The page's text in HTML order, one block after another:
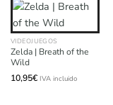
VIDEOJUEGOS
Zelda | Breath of the
Wild
10,95€ IVA incluido